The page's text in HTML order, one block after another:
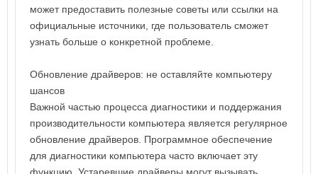
может предоставить полезные советы или ссылки на
официальные источники, где пользователь сможет
узнать больше о конкретной проблеме.
Обновление драйверов: не оставляйте компьютеру
шансов
Важной частью процесса диагностики и поддержания
производительности компьютера является регулярное
обновление драйверов. Программное обеспечение
для диагностики компьютера часто включает эту